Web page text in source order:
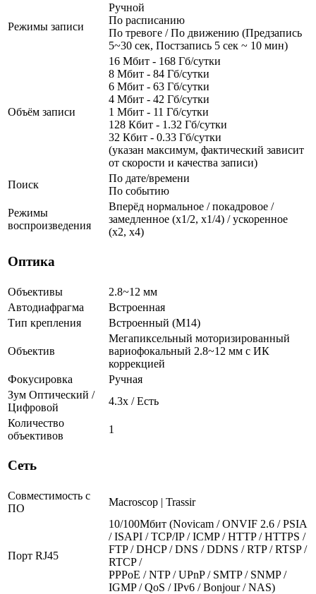
Режимы записи
Ручной
По расписанию
По тревоге / По движению (Предзапись
5~30 сек, Постзапись 5 сек ~ 10 мин)
Объём записи
16 Мбит - 168 Гб/сутки
8 Мбит - 84 Гб/сутки
6 Мбит - 63 Гб/сутки
4 Мбит - 42 Гб/сутки
1 Мбит - 11 Гб/сутки
128 Кбит - 1.32 Гб/сутки
32 Кбит - 0.33 Гб/сутки
(указан максимум, фактический зависит
от скорости и качества записи)
Поиск
По дате/времени
По событию
Режимы
воспроизведения
Вперёд нормальное / покадровое /
замедленное (х1/2, х1/4) / ускоренное
(х2, х4)
Оптика
Объективы
2.8~12 мм
Автодиафрагма
Встроенная
Тип крепления
Встроенный (М14)
Объектив
Мегапиксельный моторизированный
вариофокальный 2.8~12 мм c ИК
коррекцией
Фокусировка
Ручная
Зум Оптический /
Цифровой
4.3х / Есть
Количество
объективов
1
Сеть
Совместимость с
ПО
Macroscop | Trassir
Порт RJ45
10/100Мбит (Novicam / ONVIF 2.6 / PSIA
/ ISAPI / TCP/IP / ICMP / HTTP / HTTPS /
FTP / DHCP / DNS / DDNS / RTP / RTSP /
RTCP /
PPPoE / NTP / UPnP / SMTP / SNMP /
IGMP / QoS / IPv6 / Bonjour / NAS)